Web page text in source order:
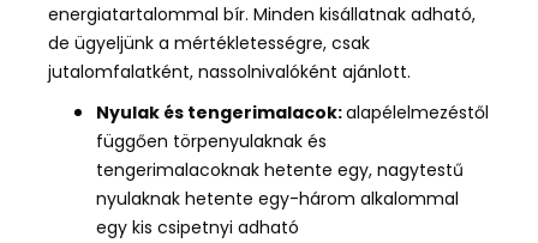
energiatartalommal bír. Minden kisállatnak adható,
de ügyeljünk a mértékletességre, csak
jutalomfalatként, nassolnivalóként ajánlott.
Nyulak és tengerimalacok:alapélelmezéstől
függően törpenyulaknak és
tengerimalacoknak hetente egy, nagytestű
nyulaknak hetente egy-három alkalommal
egy kis csipetnyi adható